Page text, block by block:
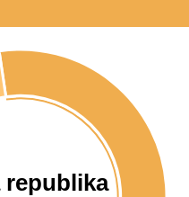
republika